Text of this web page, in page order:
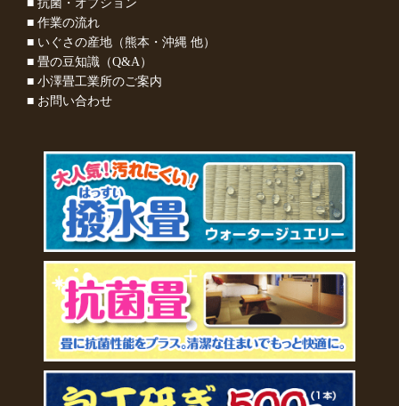
■ 作業の流れ
■ いぐさの産地（熊本・沖縄 他）
■ 畳の豆知識（Q&A）
■ 小澤畳工業所のご案内
■ お問い合わせ